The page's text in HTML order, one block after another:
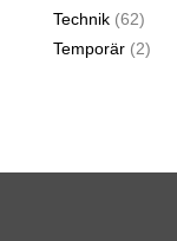
Technik (62)
Temporär (2)